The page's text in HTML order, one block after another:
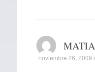
noviembre 26, 2009